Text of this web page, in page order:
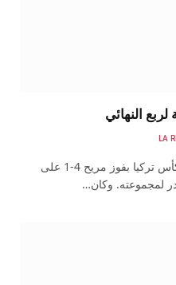
النهائي
LA
حجز فنربخشة مكانا في ربع نهائي كأس تركيا بفوز مريح 4-1 على
لمجموعته. وكان…